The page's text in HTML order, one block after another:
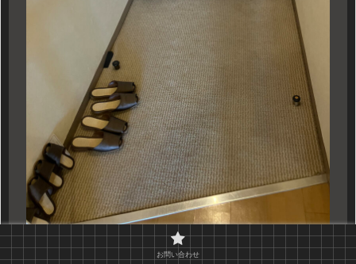
ホテルエミオン キッズプレジャールームの玄関
お問い合わせ